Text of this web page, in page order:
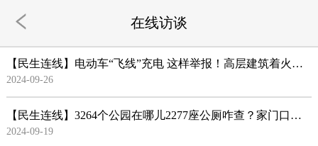
在线访谈
【民生连线】电动车“飞线”充电 这样举报！高层建筑着火，这样自救！
2024-09-26
【民生连线】3264个公园在哪儿2277座公厕咋查？家门口有残土怎么举报？沈阳城管执法部门给你智慧城市查...
2024-09-19